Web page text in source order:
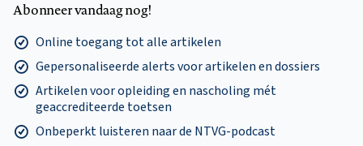
Abonneer vandaag nog!
Online toegang tot alle artikelen
Gepersonaliseerde alerts voor artikelen en dossiers
Artikelen voor opleiding en nascholing mét
geaccrediteerde toetsen
Onbeperkt luisteren naar de NTVG-podcast